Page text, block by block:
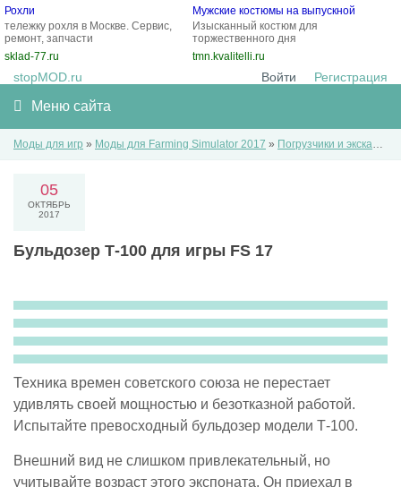
Рохли
тележку рохля в Москве. Сервис,
ремонт, запчасти
sklad-77.ru
Мужские костюмы на выпускной
Изысканный костюм для
торжественного дня
tmn.kvalitelli.ru
stopMOD.ru Войти Регистрация
Меню сайта
Моды для игр » Моды для Farming Simulator 2017 » Погрузчики и экскаваторы
05
ОКТЯБРЬ
2017
Бульдозер Т-100 для игры FS 17
Техника времен советского союза не перестает
удивлять своей мощностью и безотказной работой.
Испытайте превосходный бульдозер модели Т-100.
Внешний вид не слишком привлекательный, но
учитывайте возраст этого экспоната. Он приехал в